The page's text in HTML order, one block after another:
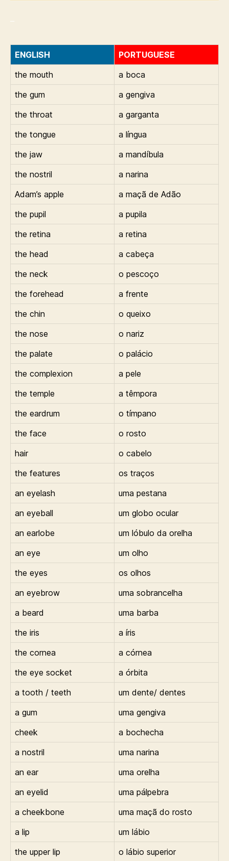
ENGLISH
PORTUGUESE
the mouth
a boca
the gum
a gengiva
the throat
a garganta
the tongue
a língua
the jaw
a mandíbula
the nostril
a narina
Adam’s apple
a maçã de Adão
the pupil
a pupila
the retina
a retina
the head
a cabeça
the neck
o pescoço
the forehead
a frente
the chin
o queixo
the nose
o nariz
the palate
o palácio
the complexion
a pele
the temple
a têmpora
the eardrum
o tímpano
the face
o rosto
hair
o cabelo
the features
os traços
an eyelash
uma pestana
an eyeball
um globo ocular
an earlobe
um lóbulo da orelha
an eye
um olho
the eyes
os olhos
an eyebrow
uma sobrancelha
a beard
uma barba
the iris
a íris
the cornea
a córnea
the eye socket
a órbita
a tooth / teeth
um dente/ dentes
a gum
uma gengiva
cheek
a bochecha
a nostril
uma narina
an ear
uma orelha
an eyelid
uma pálpebra
a cheekbone
uma maçã do rosto
a lip
um lábio
the upper lip
o lábio superior